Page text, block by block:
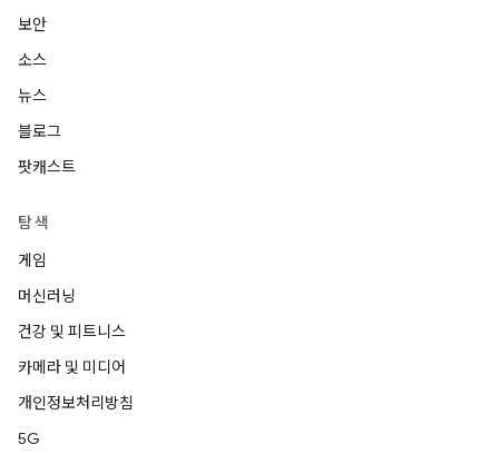
보안
소스
뉴스
블로그
팟캐스트
탐색
게임
머신러닝
건강 및 피트니스
카메라 및 미디어
개인정보처리방침
5G